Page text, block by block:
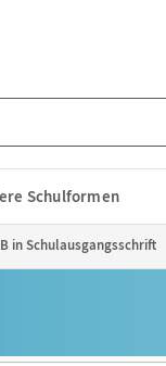
Schulformen
in Schulausgangsschrift